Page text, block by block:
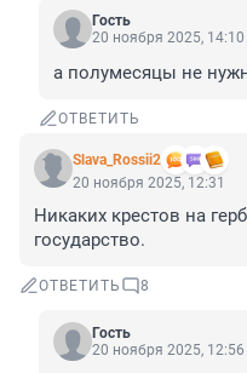
Гость
20 ноября 2025, 14:10
а полумесяцы не
ОТВЕТИТЬ
Slava_Rossii2
20 ноября 2025, 12:31
Никаких крестов на
государство.
ОТВЕТИТЬ 8
Гость
20 ноября 2025, 12:56